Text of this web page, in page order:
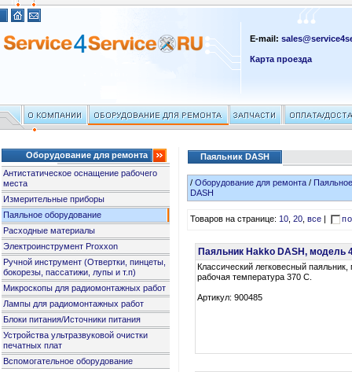
E-mail:
Карта проезда
Оборудование для ремонта
Антистатическое оснащение рабочего
места
Измерительные приборы
Паяльное оборудование
Расходные материалы
Электроинструмент Proxxon
Ручной инструмент (Отвертки, пинцеты,
бокорезы, пассатижи, лупы и т.п)
Микроскопы для радиомонтажных работ
Лампы для радиомонтажных работ
Блоки питания/Источники питания
Устройства ультразвуковой очистки
печатных плат
Вспомогательное оборудование
Паяльник DASH
/Оборудование для ремонта /
DASH
Товаров на странице:10,20,все
Паяльник Hakko DASH, модель
Классический легковесный
рабочая температура 370 С.
Артикул: 900485